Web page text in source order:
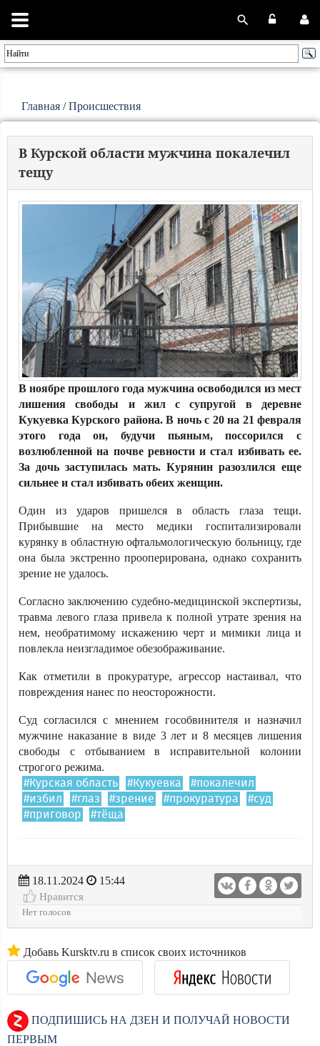
Главная /Происшествия
В Курской области мужчина покалечил
тещу
В ноябре прошлого года мужчина освободился из мест
лишения свободы и жил с супругой в деревне
Кукуевка Курского района. В ночь с 20 на 21 февраля
этого года он, будучи пьяным, поссорился с
возлюбленной на почве ревности и стал избивать ее.
За дочь заступилась мать. Курянин разозлился еще
сильнее и стал избивать обеих женщин.
Один из ударов пришелся в область глаза тещи.
Прибывшие на место медики госпитализировали
курянку в областную офтальмологическую больницу, где
она была экстренно прооперирована, однако сохранить
зрение не удалось.
Согласно заключению судебно-медицинской экспертизы,
травма левого глаза привела к полной утрате зрения на
нем, необратимому искажению черт и мимики лица и
повлекла неизгладимое обезображивание.
Как отметили в прокуратуре, агрессор настаивал, что
повреждения нанес по неосторожности.
Суд согласился с мнением гособвинителя и назначил
мужчине наказание в виде 3 лет и 8 месяцев лишения
свободы с отбыванием в исправительной колонии
строгого режима.
#Курская область #Кукуевка
#покалечил
#избил
#глаз #зрение #прокуратура
#суд
#приговор
#тёща
18.11.2024
15:44
Нравится
Нет голосов
Добавь Kursktv.ru в список своих источников
ПОДПИШИСЬ НА ДЗЕН И ПОЛУЧАЙ НОВОСТИ
ПЕРВЫМ